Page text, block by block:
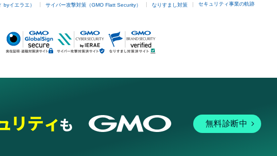
byイエラエ） サイバー攻撃対策（GMO Flatt Security） なりすまし対策 セキュリティ事業の軌跡
無料診断中